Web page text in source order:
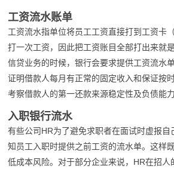
工资流水账单
工资流水指单位将员工工资直接打到工资卡
打一次工资，因此把工资账目全部打出来就
信贷业务的时候，银行会要求提供工资流水
证明借款人每月有正常的固定收入和保证按
考察借款人的第一还款来源稳定性及负债能力
入职银行流水
有些公司HR为了避免求职者在面试时虚报自
知员工入职时提供之前工资的流水单。这样
低成本风险。对于部分企业来说，HR在招人